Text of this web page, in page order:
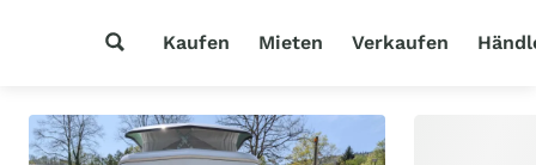
Kaufen Mieten Verkaufen